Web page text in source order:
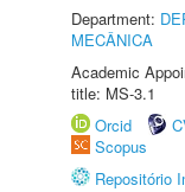
Department:
MECÂNICA
Academic
title: MS-3.1
Orcid
Scopus
Repositório